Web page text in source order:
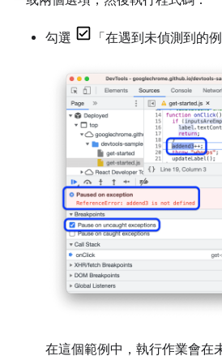
勾選 「在遇到未偵測到的
在這個範例中，執行作業會在